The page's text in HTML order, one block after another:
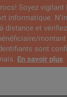
Soyez vigilant
informatique.
distance et
sont
En savoir plus